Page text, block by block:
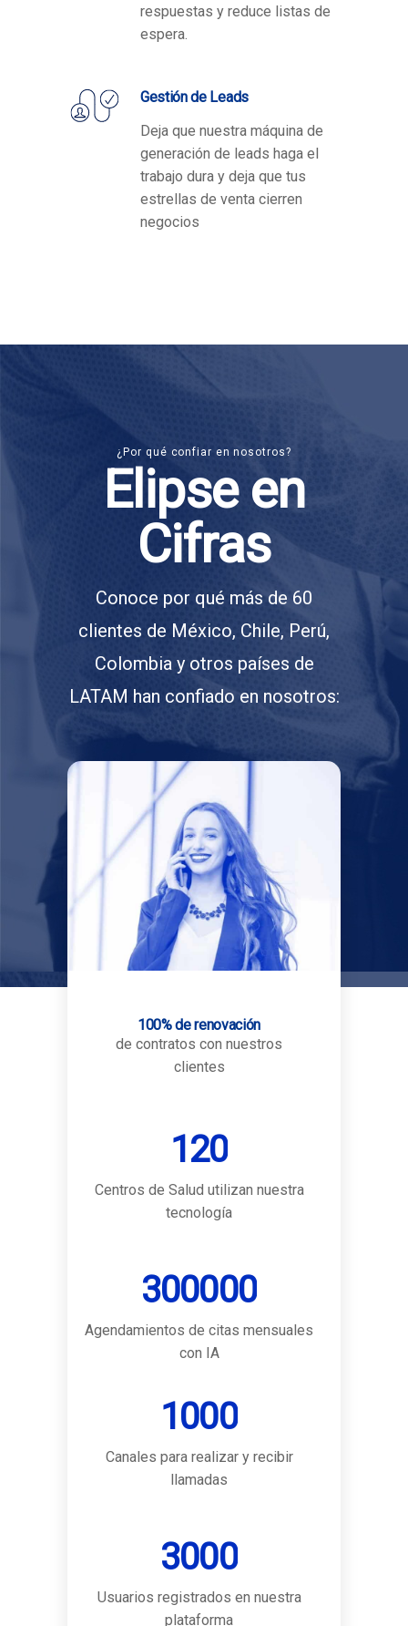
respuestas y reduce listas de
espera.
Gestión de Leads
Deja que nuestra máquina de
generación de leads haga el
trabajo dura y deja que tus
estrellas de venta cierren
negocios
¿Por qué confiar en nosotros?
Elipse en
Cifras
Conoce por qué más de 60
clientes de México, Chile, Perú,
Colombia y otros países de
LATAM han confiado en nosotros:
100% de renovación
de contratos con nuestros
clientes
120
Centros de Salud utilizan nuestra
tecnología
300000
Agendamientos de citas mensuales
con IA
1000
Canales para realizar y recibir
llamadas
3000
Usuarios registrados en nuestra
plataforma